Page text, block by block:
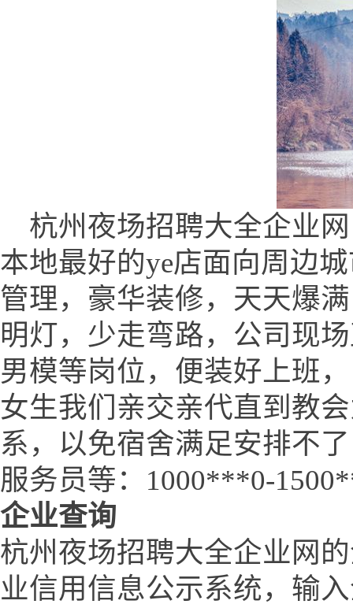
杭州夜场招聘大全企业网
本地最好的ye店面向周边
管理，豪华装修，天天爆
明灯，少走弯路，公司现
男模等岗位，便装好上班
女生我们亲交亲代直到教
系，以免宿舍满足安排不
服务员等：1000***0-
企业查询
杭州夜场招聘大全企业网
业信用信息公示系统，输